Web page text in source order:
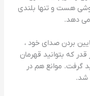
هست و تنها بلندی
دهد.
بردن صدای خود ،
قدر که بتوانید قهرمان
گرفت. موانع هم در
شد.